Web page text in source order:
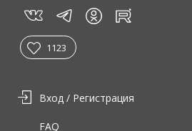
vk tg in rt
1123
Вход / Регистрация
FAQ